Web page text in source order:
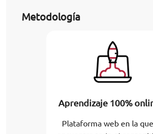
Metodología
Aprendizaje 100%
Plataforma web en la